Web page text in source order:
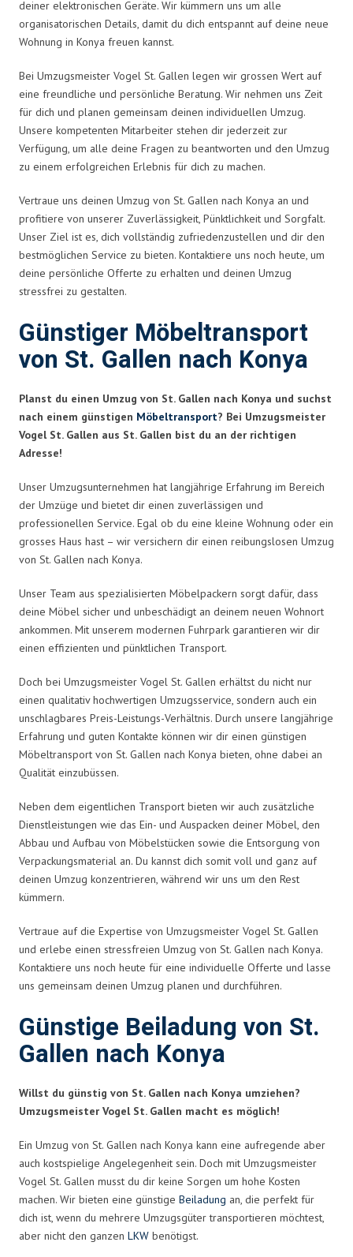
deiner elektronischen Geräte. Wir kümmern uns um alle
organisatorischen Details, damit du dich entspannt auf deine neue
Wohnung in Konya freuen kannst.
Bei Umzugsmeister Vogel St. Gallen legen wir grossen Wert auf
eine freundliche und persönliche Beratung. Wir nehmen uns Zeit
für dich und planen gemeinsam deinen individuellen Umzug.
Unsere kompetenten Mitarbeiter stehen dir jederzeit zur
Verfügung, um alle deine Fragen zu beantworten und den Umzug
zu einem erfolgreichen Erlebnis für dich zu machen.
Vertraue uns deinen Umzug von St. Gallen nach Konya an und
profitiere von unserer Zuverlässigkeit, Pünktlichkeit und Sorgfalt.
Unser Ziel ist es, dich vollständig zufriedenzustellen und dir den
bestmöglichen Service zu bieten. Kontaktiere uns noch heute, um
deine persönliche Offerte zu erhalten und deinen Umzug
stressfrei zu gestalten.
Günstiger Möbeltransport
von St. Gallen nach Konya
Planst du einen Umzug von St. Gallen nach Konya und suchst
nach einem günstigen Möbeltransport? Bei Umzugsmeister
Vogel St. Gallen aus St. Gallen bist du an der richtigen
Adresse!
Unser Umzugsunternehmen hat langjährige Erfahrung im Bereich
der Umzüge und bietet dir einen zuverlässigen und
professionellen Service. Egal ob du eine kleine Wohnung oder ein
grosses Haus hast – wir versichern dir einen reibungslosen Umzug
von St. Gallen nach Konya.
Unser Team aus spezialisierten Möbelpackern sorgt dafür, dass
deine Möbel sicher und unbeschädigt an deinem neuen Wohnort
ankommen. Mit unserem modernen Fuhrpark garantieren wir dir
einen effizienten und pünktlichen Transport.
Doch bei Umzugsmeister Vogel St. Gallen erhältst du nicht nur
einen qualitativ hochwertigen Umzugsservice, sondern auch ein
unschlagbares Preis-Leistungs-Verhältnis. Durch unsere langjährige
Erfahrung und guten Kontakte können wir dir einen günstigen
Möbeltransport von St. Gallen nach Konya bieten, ohne dabei an
Qualität einzubüssen.
Neben dem eigentlichen Transport bieten wir auch zusätzliche
Dienstleistungen wie das Ein- und Auspacken deiner Möbel, den
Abbau und Aufbau von Möbelstücken sowie die Entsorgung von
Verpackungsmaterial an. Du kannst dich somit voll und ganz auf
deinen Umzug konzentrieren, während wir uns um den Rest
kümmern.
Vertraue auf die Expertise von Umzugsmeister Vogel St. Gallen
und erlebe einen stressfreien Umzug von St. Gallen nach Konya.
Kontaktiere uns noch heute für eine individuelle Offerte und lasse
uns gemeinsam deinen Umzug planen und durchführen.
Günstige Beiladung von St.
Gallen nach Konya
Willst du günstig von St. Gallen nach Konya umziehen?
Umzugsmeister Vogel St. Gallen macht es möglich!
Ein Umzug von St. Gallen nach Konya kann eine aufregende aber
auch kostspielige Angelegenheit sein. Doch mit Umzugsmeister
Vogel St. Gallen musst du dir keine Sorgen um hohe Kosten
machen. Wir bieten eine günstige Beiladung an, die perfekt für
dich ist, wenn du mehrere Umzugsgüter transportieren möchtest,
aber nicht den ganzen LKW benötigst.